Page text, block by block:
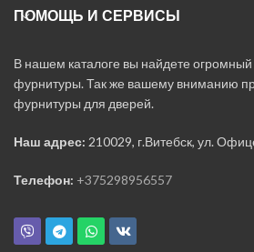
ПОМОЩЬ И СЕРВИСЫ
В нашем каталоге вы найдете
фурнитуры. Так же вашему вниманию
фурнитуры для дверей.
Наш адрес: 210029, г.Витебск, ул.
Телефон: +375298956557